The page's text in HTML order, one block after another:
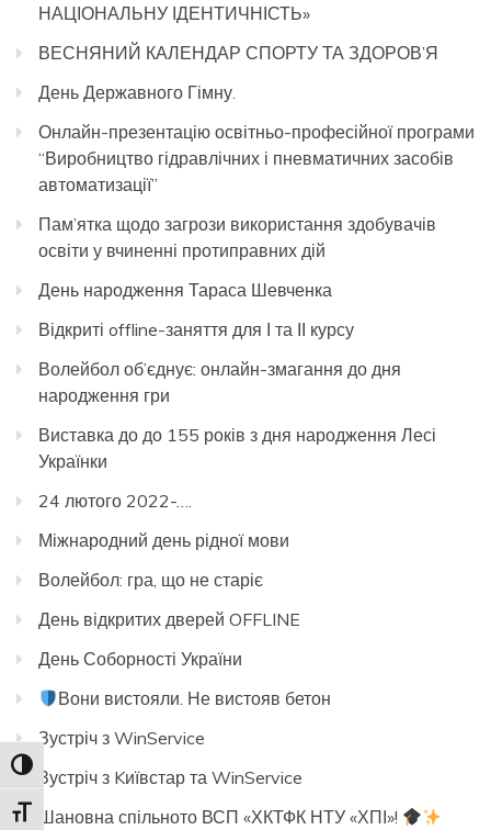
Toggle High Contrast
Toggle Font size
НАЦІОНАЛЬНУ ІДЕНТИЧНІСТЬ»
ВЕСНЯНИЙ КАЛЕНДАР СПОРТУ ТА ЗДОРОВ’Я
День Державного Гімну.
Онлайн-презентацію освітньо-професійної програми
“Виробництво гідравлічних і пневматичних засобів
автоматизації”
Пам’ятка щодо загрози використання здобувачів
освіти у вчиненні протиправних дій
День народження Тараса Шевченка
Відкриті offline-заняття для І та ІІ курсу
Волейбол об’єднує: онлайн-змагання до дня
народження гри
Виставка до до 155 років з дня народження Лесі
Українки
24 лютого 2022-….
Міжнародний день рідної мови
Волейбол: гра, що не старіє
День відкритих дверей OFFLINE
День Соборності України
Вони вистояли. Не вистояв бетон
Зустріч з WinService
Зустріч з Kиївстар та WinService
Шановна спільното ВСП «ХКТФК НТУ «ХПІ»!